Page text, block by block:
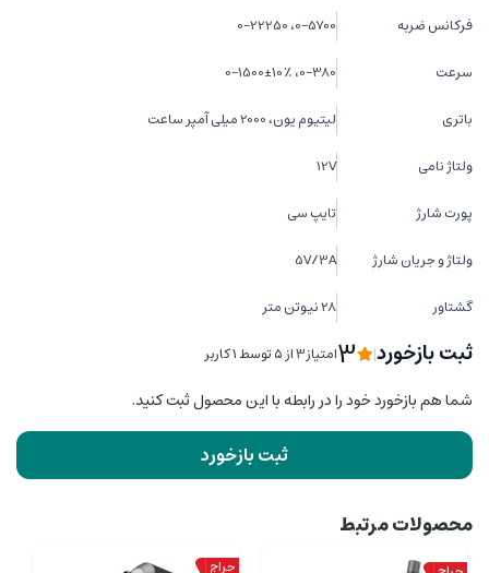
فرکانس ضربه 0-5700، 0-22250
سرعت 0-380، 0-1500±10٪
باتری لیتیوم یون، 2000 میلی آمپر ساعت
ولتاژ نامی 12V
پورت شارژ تایپ سی
ولتاژ و جریان شارژ 5V/3A
گشتاور 28 نیوتن متر
ثبت بازخورد|
3امتیاز3 از ۵ توسط 1 کاربر
شما هم بازخورد خود را در رابطه با این محصول ثبت کنید.
ثبت بازخورد
محصولات مرتبط